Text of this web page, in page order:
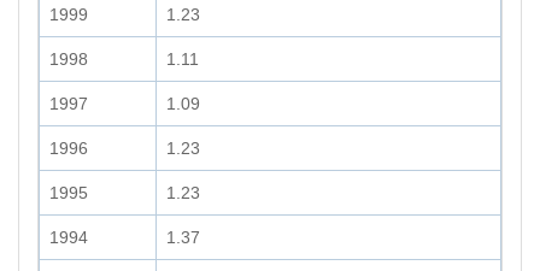
1999 1.23
1998 1.11
1997 1.09
1996 1.23
1995 1.23
1994 1.37